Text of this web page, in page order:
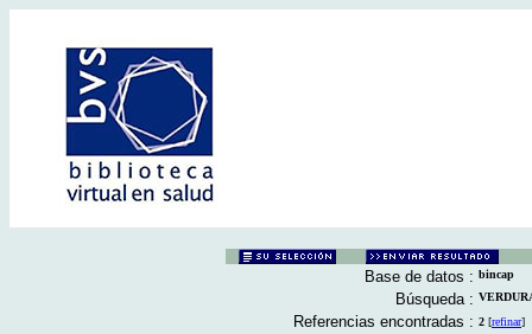
Base de datos : bincap
Búsqueda :
Referencias encontradas : 2 [refinar]